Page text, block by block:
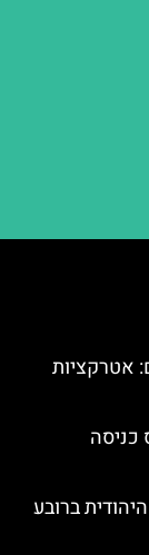
אטרקציות
כניסה
ברובע